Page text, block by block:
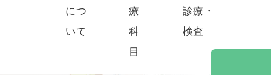
につ
いて
療
科
目
診療・
検査